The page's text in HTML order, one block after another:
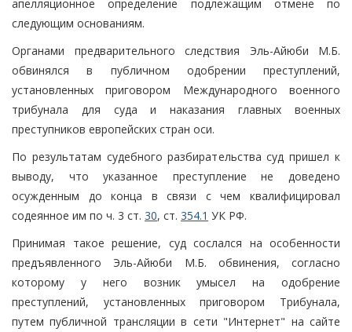
апелляционное определение подлежащим отмене по
следующим основаниям.
Органами предварительного следствия Эль-Айюби М.Б.
обвинялся в публичном одобрении преступлений,
установленных приговором Международного военного
трибунала для суда и наказания главных военных
преступников европейских стран оси.
По результатам судебного разбирательства суд пришел к
выводу, что указанное преступление не доведено
осужденным до конца в связи с чем квалифицировал
содеянное им по ч. 3 ст. 30, ст. 354.1 УК РФ.
Принимая такое решение, суд сослался на особенности
предъявленного Эль-Айюби М.Б. обвинения, согласно
которому у него возник умысел на одобрение
преступлений, установленных приговором Трибунала,
путем публичной трансляции в сети "Интернет" на сайте